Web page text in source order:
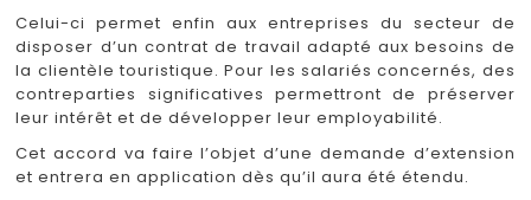
Celui-ci permet enfin aux entreprises du secteur de
disposer d’un contrat de travail adapté aux besoins de
la clientèle touristique. Pour les salariés concernés, des
contreparties significatives permettront de préserver
leur intérêt et de développer leur employabilité.
Cet accord va faire l’objet d’une demande d’extension
et entrera en application dès qu’il aura été étendu.